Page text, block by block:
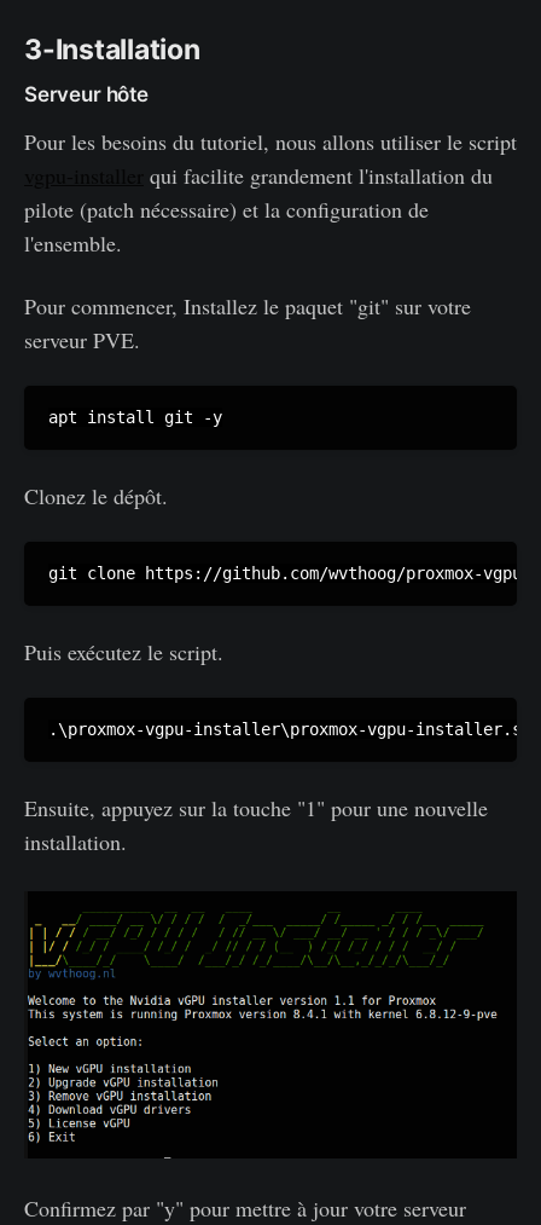
3-Installation
Serveur hôte
Pour les besoins du tutoriel, nous allons utiliser le script
qui facilite grandement l'installation du
pilote (patch nécessaire) et la configuration de
l'ensemble.
Pour commencer, Installez le paquet "git" sur votre
serveur PVE.
apt install git -y
Clonez le dépôt.
git clone https://github.com/wvthoog/proxmox-
Puis exécutez le script.
.\proxmox-vgpu-installer\proxmox-vgpu-installer.sh
Ensuite, appuyez sur la touche "1" pour une nouvelle
installation.
Confirmez par "y" pour mettre à jour votre serveur